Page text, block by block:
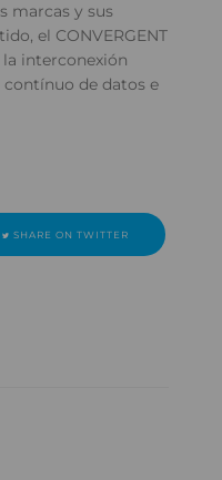
marcas y sus
el CONVERGENT
la interconexión
de datos e
SHARE ON TWITTER